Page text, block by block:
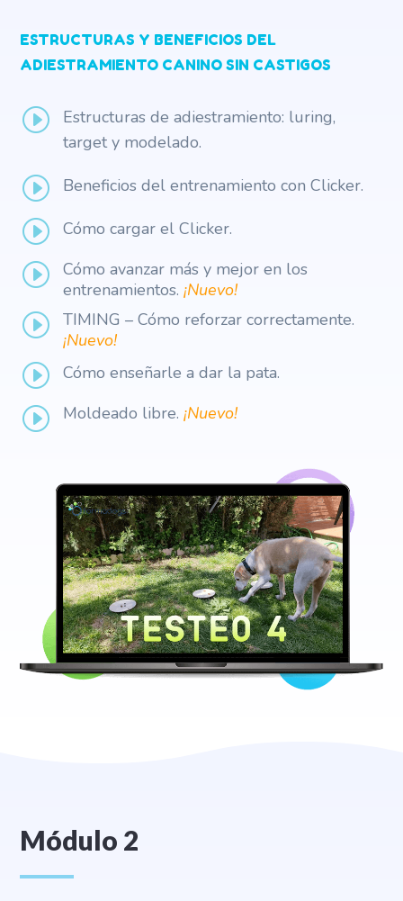
ESTRUCTURAS Y BENEFICIOS DEL
ADIESTRAMIENTO CANINO SIN CASTIGOS
I
Estructuras de adiestramiento: luring,
target y modelado.
I Beneficios del entrenamiento con Clicker.
I Cómo cargar el Clicker.
I
Cómo avanzar más y mejor en los
entrenamientos. ¡Nuevo!
I
TIMING – Cómo reforzar correctamente.
¡Nuevo!
I Cómo enseñarle a dar la pata.
I Moldeado libre. ¡Nuevo!
Módulo 2